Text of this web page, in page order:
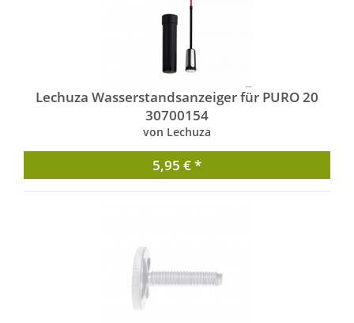
Lechuza Wasserstandsanzeiger für PURO 20
30700154
von Lechuza
5,95 € *